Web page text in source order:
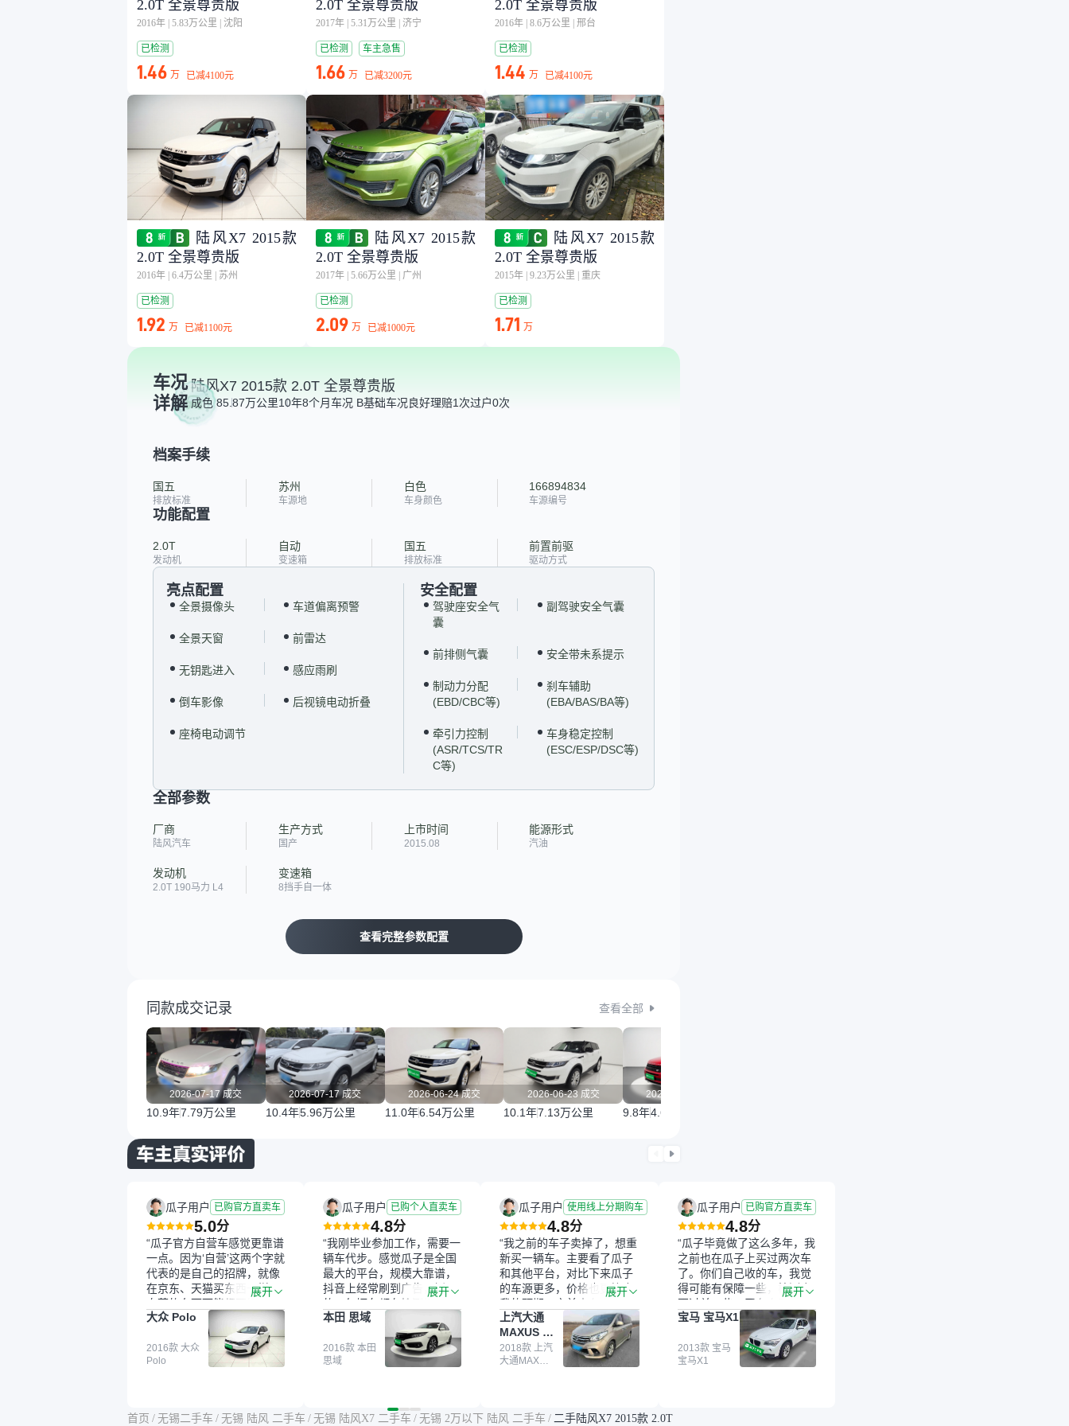
2.0T 全景尊贵版
2016年 5.83万公里 沈阳
已检测
1.46 万 已减4100元
2.0T 全景尊贵版
2017年 5.31万公里 济宁
已检测 车主急售
1.66 万 已减3200元
2.0T 全景尊贵版
2016年 8.6万公里 邢台
已检测
1.44 万 已减4100元
陆风X7 2015款
2.0T 全景尊贵版
2016年 6.4万公里 苏州
已检测
1.92 万 已减1100元
陆风X7 2015款
2.0T 全景尊贵版
2017年 5.66万公里 广州
已检测
2.09 万 已减1000元
陆风X7 2015款
2.0T 全景尊贵版
2015年 9.23万公里 重庆
已检测
1.71 万
车况
详解
陆风X7 2015款 2.0T 全景尊贵版
成色 85.87万公里10年8个月车况 B基础车况良好理赔1次过户0次
档案手续
国五
排放标准
苏州
车源地
白色
车身颜色
166894834
车源编号
功能配置
2.0T
发动机
自动
变速箱
国五
排放标准
前置前驱
驱动方式
亮点配置
全景摄像头 车道偏离预警
全景天窗 前雷达
无钥匙进入 感应雨刷
倒车影像 后视镜电动折叠
座椅电动调节
安全配置
驾驶座安全气
囊
副驾驶安全气囊
前排侧气囊 安全带未系提示
制动力分配
(EBD/CBC等)
刹车辅助
(EBA/BAS/BA等)
牵引力控制
(ASR/TCS/TR
C等)
车身稳定控制
(ESC/ESP/DSC等)
全部参数
厂商
陆风汽车
生产方式
国产
上市时间
2015.08
能源形式
汽油
发动机
2.0T 190马力 L4
变速箱
8挡手自一体
查看完整参数配置
同款成交记录 查看全部
2026-07-17 成交
10.9年7.79万公里
2026-07-17 成交
10.4年5.96万公里
2026-06-24 成交
11.0年6.54万公里
2026-06-23 成交
10.1年7.13万公里
2026-06-02 成交
9.8年4.69万公里
瓜子用户 已购官方直卖车
5.0分
“瓜子官方自营车感觉更靠谱
一点。因为‘自营’这两个字就
代表的是自己的招牌，就像
在京东、天猫买东西一样，
自营的东西可能都要好一
点。就是这种刻板印象吧。
一开始买二手车的时候，我
确实有担心过事故车、泡水
车这些问题。瓜子的检测报
展开
大众 Polo
2016款 大众
Polo
瓜子用户 已购个人直卖车
4.8分
“我刚毕业参加工作，需要一
辆车代步。感觉瓜子是全国
最大的平台，规模大靠谱，
抖音上经常刷到广告，挺火
的。每辆车都有检测报告，
这个让我很放心。去外面买
车全凭卖家一张嘴，不敢
买。我买了本田思域，白
色，过户次数少，公里数符
平台，车价贵点也正常，毕
展开
本田 思域
2016款 本田
思域
瓜子用户 使用线上分期购车
4.8分
“我之前的车子卖掉了，想重
新买一辆车。主要看了瓜子
和其他平台，对比下来瓜子
的车源更多，价格也更符合
我的预期。之前卖车来过瓜
子，虽然价格没谈成，但
APP一直留着。瓜子毕竟是
大平台，整体印象还好。我
最终买了一台上汽大通，18
展开
上汽大通
MAXUS 大
通G10
2018款 上汽
大通MAXUS
瓜子用户 已购官方直卖车
4.8分
“瓜子毕竟做了这么多年，我
之前也在瓜子上买过两次车
了。你们自己收的车，我觉
得可能有保障一些，检测会
更过关一些。平台自己收上
来再卖的车，应该更可靠。
我买的是宝马X1，主要看中
它的价格和公里数比较合
适。另外，瓜子承诺无火
展开
宝马 宝马X1
2013款 宝马
宝马X1
首页 / 无锡二手车 / 无锡 陆风 二手车 / 无锡 陆风X7 二手车 / 无锡 2万以下 陆风 二手车 / 二手陆风X7 2015款 2.0T